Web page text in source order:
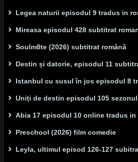
Legea naturii episodul 9 tradus in
Mireasa episodul 428 subtitrat
Soulm8te (2026) subtitrat română
Destin și datorie, episodul 11
Istanbul cu susul în jos episodul 8
Uniți de destin episodul 105
Abia 17 episodul 10 online tradus in
Preschool (2026) film comedie
Leyla, ultimul episod 126-127